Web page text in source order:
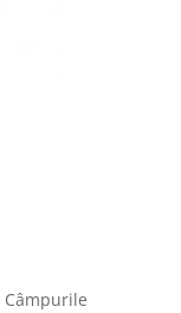
Câmpurile